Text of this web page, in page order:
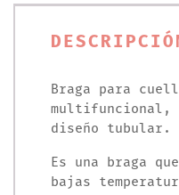
Braga para
multifuncional,
diseño tubular.
Es una braga
bajas